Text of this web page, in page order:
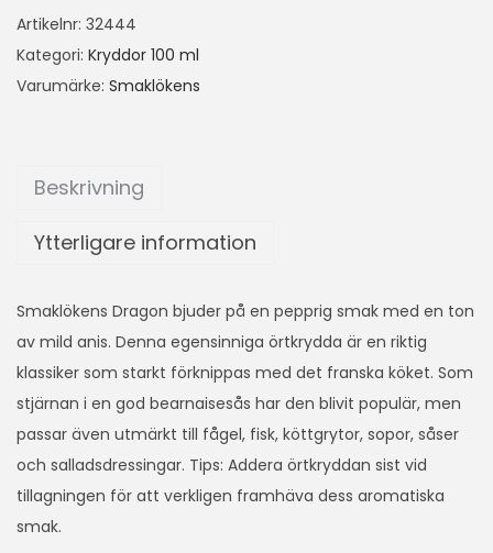
Artikelnr: 32444
Kategori: Kryddor 100 ml
Varumärke: Smaklökens
Beskrivning
Ytterligare information
Smaklökens Dragon bjuder på en pepprig smak med en ton
av mild anis. Denna egensinniga örtkrydda är en riktig
klassiker som starkt förknippas med det franska köket. Som
stjärnan i en god bearnaisesås har den blivit populär, men
passar även utmärkt till fågel, fisk, köttgrytor, sopor, såser
och salladsdressingar. Tips: Addera örtkryddan sist vid
tillagningen för att verkligen framhäva dess aromatiska
smak.